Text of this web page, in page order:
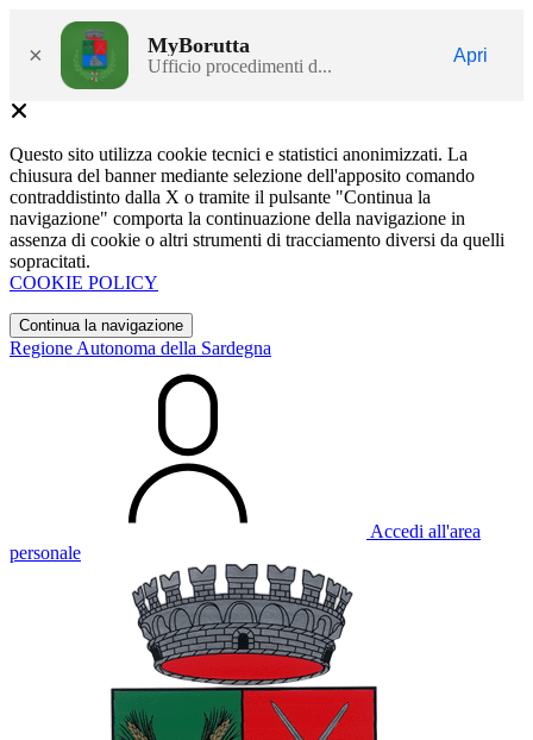
× MyBorutta
Ufficio procedimenti d...
Apri
Questo sito utilizza cookie tecnici e statistici anonimizzati. La
chiusura del banner mediante selezione dell'apposito comando
contraddistinto dalla X o tramite il pulsante "Continua la
navigazione" comporta la continuazione della navigazione in
assenza di cookie o altri strumenti di tracciamento diversi da quelli
sopracitati.
COOKIE POLICY
Continua la navigazione
Regione Autonoma della Sardegna
Accedi all'area
personale